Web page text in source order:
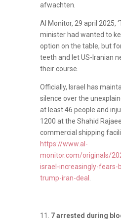
afwachten.
Al Monitor, 29 april 2025,
minister had wanted to
option on the table, but
teeth and let US-Iranian
their course.
Officially, Israel has
silence over the
at least 46 people and
1200 at the Shahid
commercial shipping
https://www.al-
monitor.com/originals/
israel-increasingly-fears-
trump-iran-deal
7 arrested during